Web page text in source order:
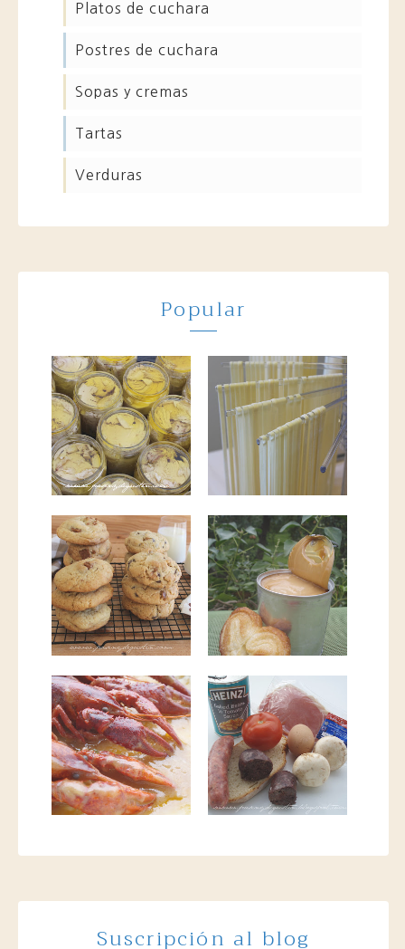
platos de cuchara
postres de cuchara
sopas y cremas
tartas
verduras
Popular
Suscripción al blog